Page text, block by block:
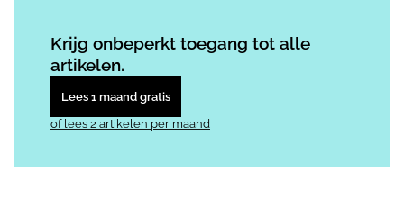
Krijg onbeperkt toegang tot alle
artikelen.
Lees 1 maand gratis
of lees 2 artikelen per maand